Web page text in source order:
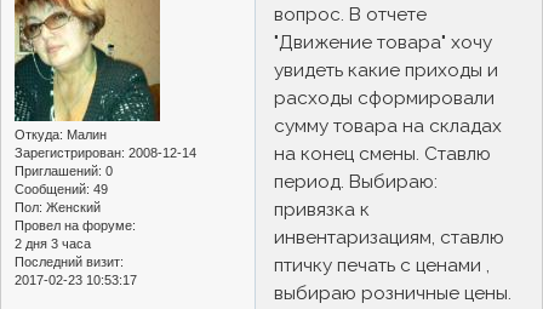
Откуда: Малин
Зарегистрирован: 2008-12-14
Приглашений: 0
Сообщений: 49
Пол: Женский
Провел на форуме:
2 дня 3 часа
Последний визит:
2017-02-23 10:53:17
вопрос. В отчете
"Движение товара" хочу
увидеть какие приходы и
расходы сформировали
сумму товара на складах
на конец смены. Ставлю
период. Выбираю:
привязка к
инвентаризациям, ставлю
птичку печать с ценами ,
выбираю розничные цены.